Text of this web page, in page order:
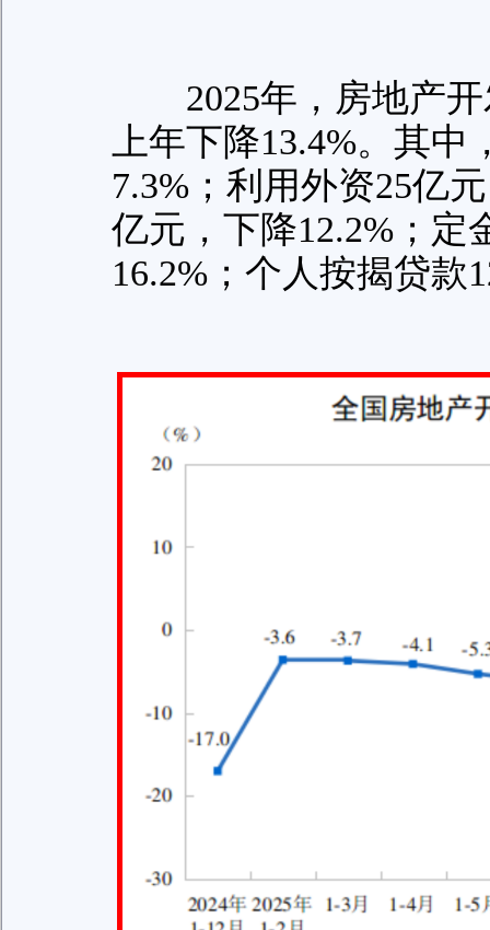
2025年，房地产开
上年下降13.4%。其
7.3%；利用外资25亿
亿元，下降12.2%；定
16.2%；个人按揭贷款